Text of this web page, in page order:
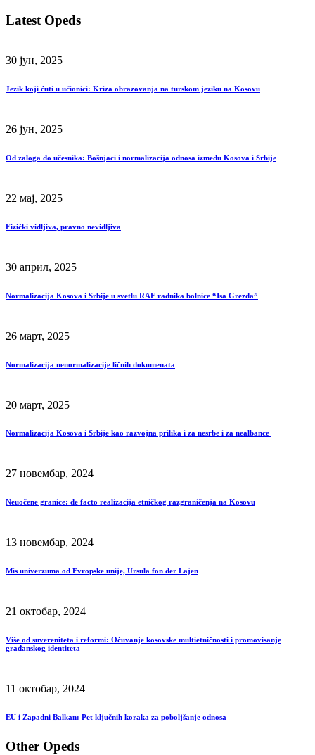
Latest Opeds
30 јун, 2025
Jezik koji ćuti u učionici: Kriza obrazovanja na turskom jeziku na Kosovu
26 јун, 2025
Od zaloga do učesnika: Bošnjaci i normalizacija odnosa između Kosova i Srbije
22 мај, 2025
Fizički vidljiva, pravno nevidljiva
30 април, 2025
Normalizacija Kosova i Srbije u svetlu RAE radnika bolnice “Isa Grezda”
26 март, 2025
Normalizacija nenormalizacije ličnih dokumenata
20 март, 2025
Normalizacija Kosova i Srbije kao razvojna prilika i za nesrbe i za nealbance
27 новембар, 2024
Neuočene granice: de facto realizacija etničkog razgraničenja na Kosovu
13 новембар, 2024
Mis univerzuma od Evropske unije, Ursula fon der Lajen
21 октобар, 2024
Više od suvereniteta i reformi: Očuvanje kosovske multietničnosti i promovisanje
građanskog identiteta
11 октобар, 2024
EU i Zapadni Balkan: Pet ključnih koraka za poboljšanje odnosa
Other Opeds